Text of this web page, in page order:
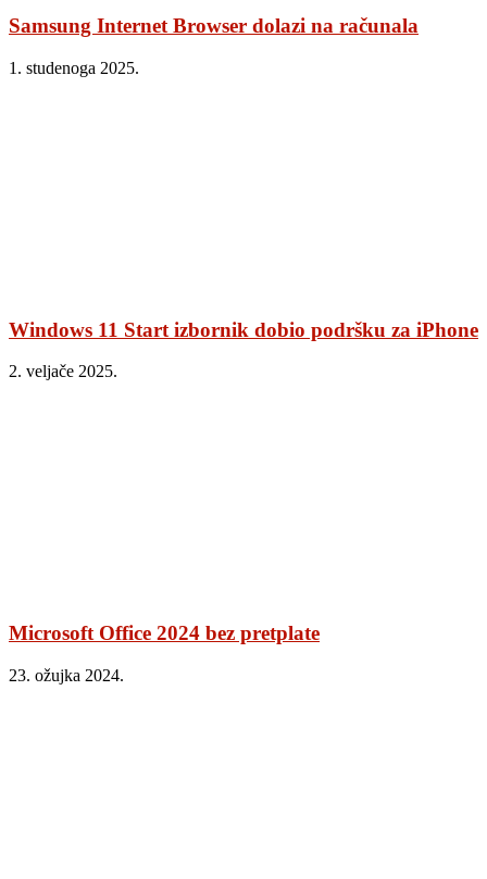
Samsung Internet Browser dolazi na računala
1. studenoga 2025.
Windows 11 Start izbornik dobio podršku za iPhone
2. veljače 2025.
Microsoft Office 2024 bez pretplate
23. ožujka 2024.